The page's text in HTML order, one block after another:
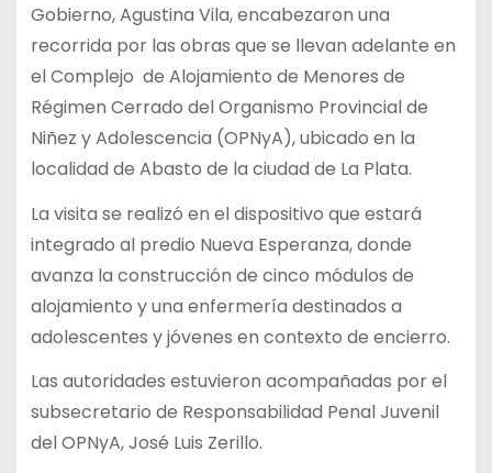
Gobierno, Agustina Vila, encabezaron una
recorrida por las obras que se llevan adelante en
el Complejo de Alojamiento de Menores de
Régimen Cerrado del Organismo Provincial de
Niñez y Adolescencia (OPNyA), ubicado en la
localidad de Abasto de la ciudad de La Plata.
La visita se realizó en el dispositivo que estará
integrado al predio Nueva Esperanza, donde
avanza la construcción de cinco módulos de
alojamiento y una enfermería destinados a
adolescentes y jóvenes en contexto de encierro.
Las autoridades estuvieron acompañadas por el
subsecretario de Responsabilidad Penal Juvenil
del OPNyA, José Luis Zerillo.